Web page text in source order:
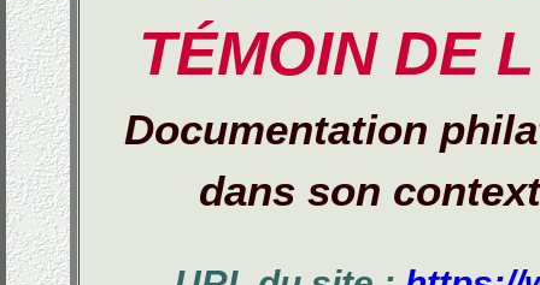
TÉMOIN DE
Documentation
dans son